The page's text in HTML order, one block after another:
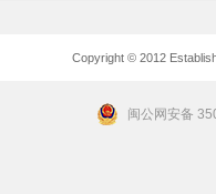
Copyright © 2012
闽公网安备